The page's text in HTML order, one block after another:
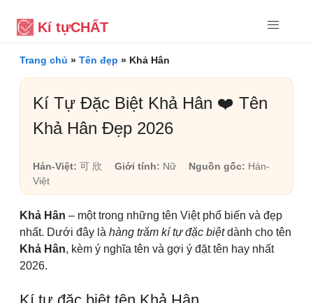
Kí tựCHẤT
Trang chủ » Tên đẹp » Khả Hân
Kí Tự Đặc Biệt Khả Hân ❤️ Tên
Khả Hân Đẹp 2026
Hán-Việt: 可 欣 Giới tính: Nữ Nguồn gốc: Hán-
Việt
Khả Hân – một trong những tên Việt phổ biến và đẹp
nhất. Dưới đây là hàng trăm kí tự đặc biệtdành cho tên
Khả Hân, kèm ý nghĩa tên và gợi ý đặt tên hay nhất
2026.